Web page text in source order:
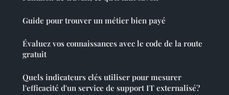
Guide pour trouver un métier bien payé
Évaluez vos connaissances avec le code de la route
gratuit
Quels indicateurs clés utiliser pour mesurer
l'efficacité d'un service de support IT externalisé?